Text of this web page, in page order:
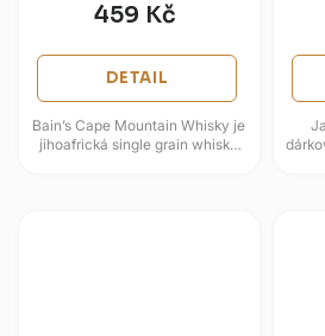
459 Kč
DETAIL
Bain’s Cape Mountain Whisky je
jihoafrická single grain whisky